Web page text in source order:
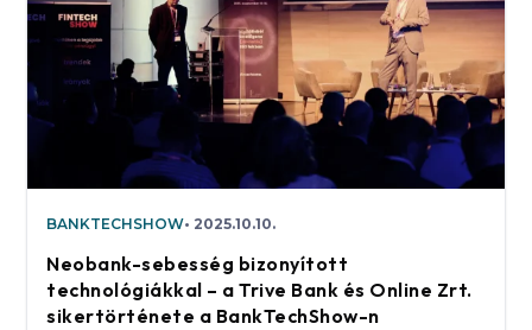
BANKTECHSHOW 2025.10.10.
Neobank-sebesség bizonyított
technológiákkal – a Trive Bank és Online Zrt.
sikertörténete a BankTechShow-n